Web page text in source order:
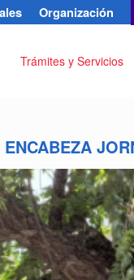
Organización
Trámites y Servicios